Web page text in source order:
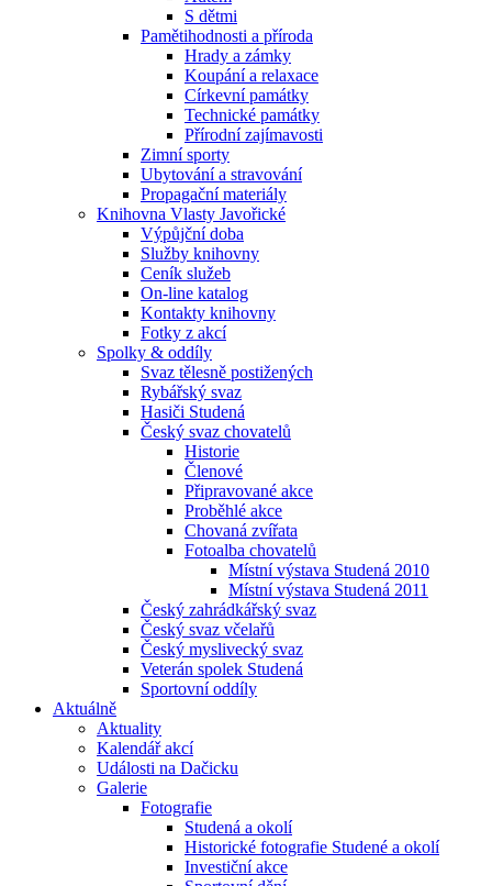
S dětmi
Pamětihodnosti a příroda
Hrady a zámky
Koupání a relaxace
Církevní památky
Technické památky
Přírodní zajímavosti
Zimní sporty
Ubytování a stravování
Propagační materiály
Knihovna Vlasty Javořické
Výpůjční doba
Služby knihovny
Ceník služeb
On-line katalog
Kontakty knihovny
Fotky z akcí
Spolky & oddíly
Svaz tělesně postižených
Rybářský svaz
Hasiči Studená
Český svaz chovatelů
Historie
Členové
Připravované akce
Proběhlé akce
Chovaná zvířata
Fotoalba chovatelů
Místní výstava Studená 2010
Místní výstava Studená 2011
Český zahrádkářský svaz
Český svaz včelařů
Český myslivecký svaz
Veterán spolek Studená
Sportovní oddíly
Aktuálně
Aktuality
Kalendář akcí
Události na Dačicku
Galerie
Fotografie
Studená a okolí
Historické fotografie Studené a okolí
Investiční akce